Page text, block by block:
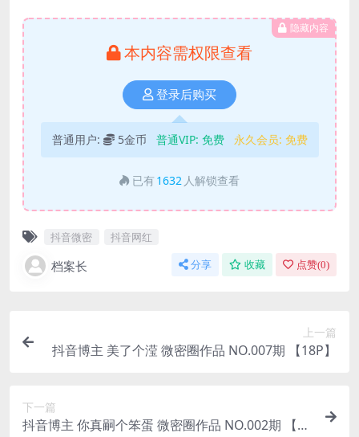
隐藏内容
本内容需权限查看
登录后购买
普通用户: 5金币 普通VIP: 免费 永久会员: 免费
已有 1632 人解锁查看
抖音微密 抖音网红
档案长 分享 收藏 点赞(0)
上一篇
抖音博主 美了个滢 微密圈作品 NO.007期 【18P】
下一篇
抖音博主 你真嗣个笨蛋 微密圈作品 NO.002期 【52